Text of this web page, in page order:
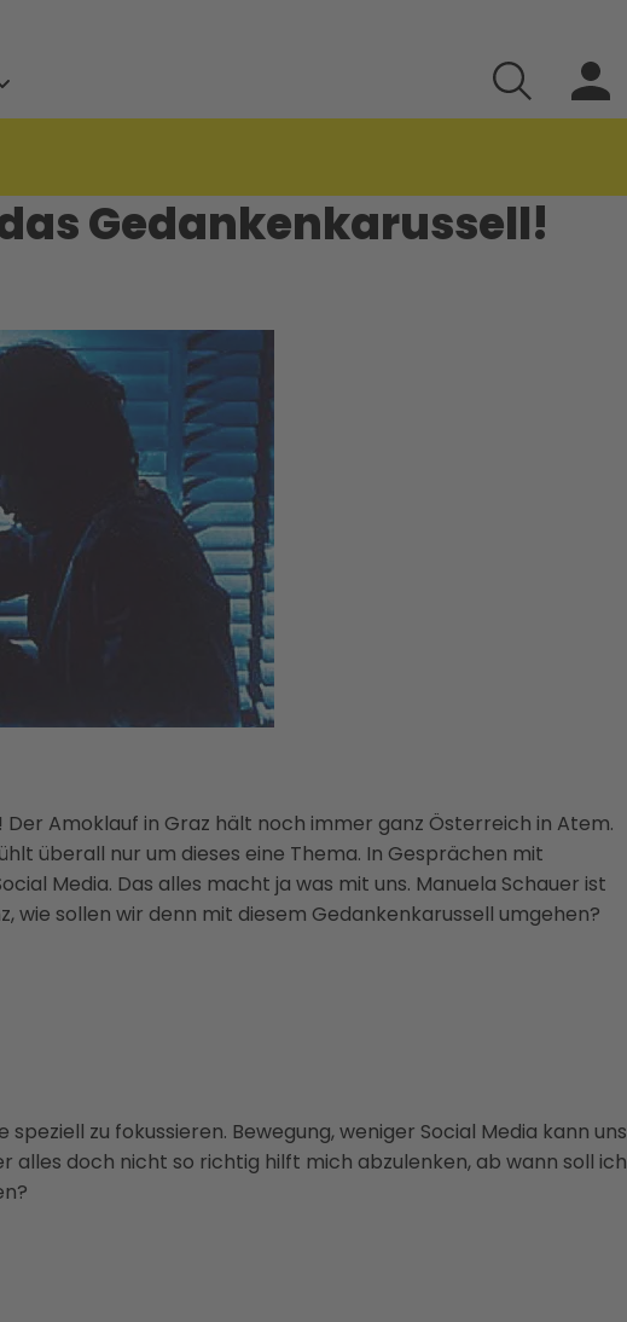
Gedankenkarussell!
Der Amoklauf in Graz hält noch immer ganz Österreich in Atem.
überall nur um dieses eine Thema. In Gesprächen mit
Media. Das alles macht ja was mit uns. Manuela Schauer ist
wie sollen wir denn mit diesem Gedankenkarussell umgehen?
zu fokussieren. Bewegung, weniger Social Media kann uns
alles doch nicht so richtig hilft mich abzulenken, ab wann soll ich